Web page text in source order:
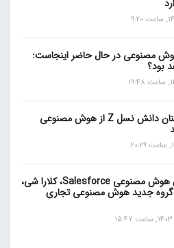
مصنوعی در حال حاضر اینجاست:
بود؟
تقریباً تمام کارکنان دانش نسل Z از هوش مصنوعی
متا مدیر بخش هوش مصنوعی Salesforce، کلارا شی،
گروه جدید هوش مصنوعی تجاری